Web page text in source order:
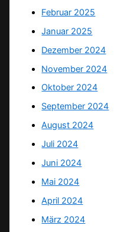
Februar 2025
Januar 2025
Dezember 2024
November 2024
Oktober 2024
September 2024
August 2024
Juli 2024
Juni 2024
Mai 2024
April 2024
März 2024